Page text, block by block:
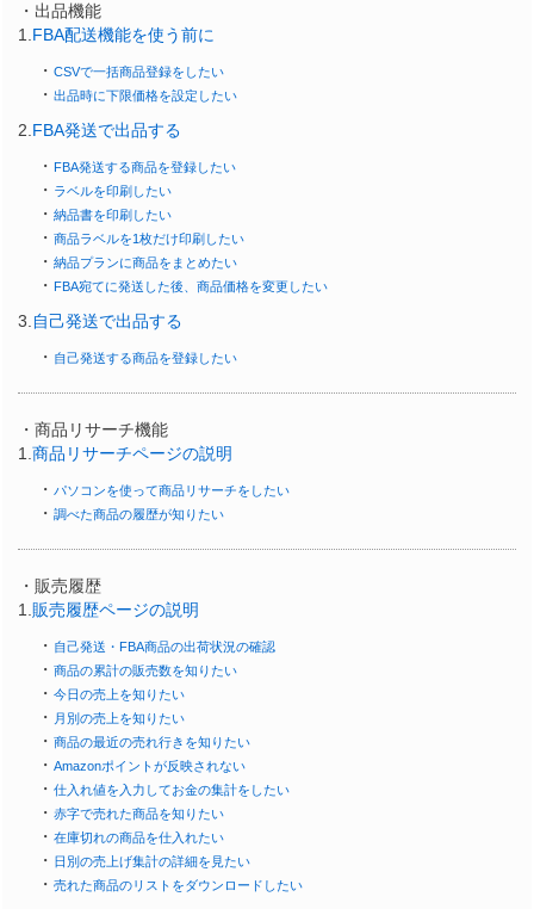
・出品機能
1.FBA配送機能を使う前に
・ CSVで一括商品登録をしたい
・ 出品時に下限価格を設定したい
2.FBA発送で出品する
・ FBA発送する商品を登録したい
・ ラベルを印刷したい
・ 納品書を印刷したい
・ 商品ラベルを1枚だけ印刷したい
・ 納品プランに商品をまとめたい
・ FBA宛てに発送した後、商品価格を変更したい
3.自己発送で出品する
・ 自己発送する商品を登録したい
・商品リサーチ機能
1.商品リサーチページの説明
・ パソコンを使って商品リサーチをしたい
・ 調べた商品の履歴が知りたい
・販売履歴
1.販売履歴ページの説明
・ 自己発送・FBA商品の出荷状況の確認
・ 商品の累計の販売数を知りたい
・ 今日の売上を知りたい
・ 月別の売上を知りたい
・ 商品の最近の売れ行きを知りたい
・ Amazonポイントが反映されない
・ 仕入れ値を入力してお金の集計をしたい
・ 赤字で売れた商品を知りたい
・ 在庫切れの商品を仕入れたい
・ 日別の売上げ集計の詳細を見たい
・ 売れた商品のリストをダウンロードしたい